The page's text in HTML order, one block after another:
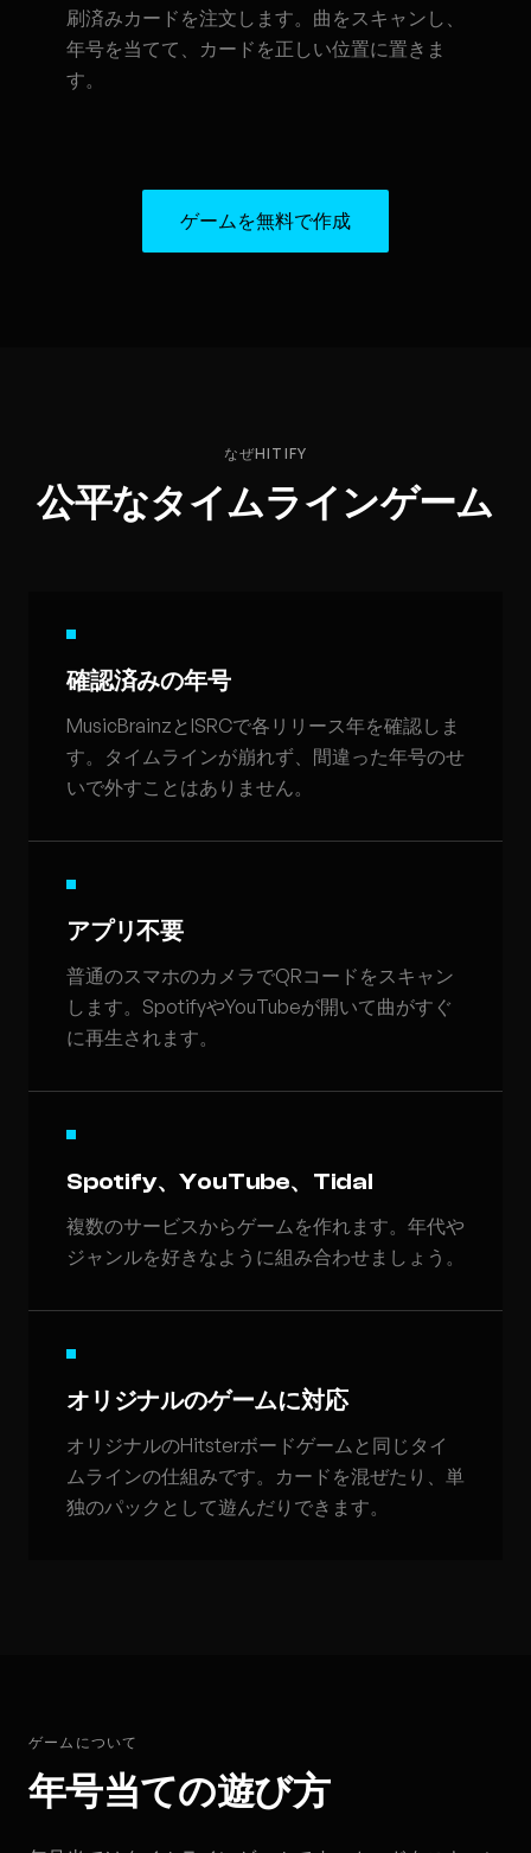
刷済みカードを注文します。曲をスキャンし、
年号を当てて、カードを正しい位置に置きま
す。
ゲームを無料で作成
なぜHITIFY
公平なタイムラインゲーム
確認済みの年号
MusicBrainzとISRCで各リリース年を確認しま
す。タイムラインが崩れず、間違った年号のせ
いで外すことはありません。
アプリ不要
普通のスマホのカメラでQRコードをスキャン
します。SpotifyやYouTubeが開いて曲がすぐ
に再生されます。
Spotify、YouTube、Tidal
複数のサービスからゲームを作れます。年代や
ジャンルを好きなように組み合わせましょう。
オリジナルのゲームに対応
オリジナルのHitsterボードゲームと同じタイ
ムラインの仕組みです。カードを混ぜたり、単
独のパックとして遊んだりできます。
ゲームについて
年号当ての遊び方